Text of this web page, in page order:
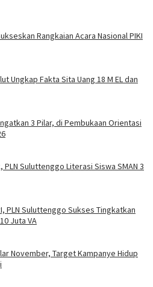
Rangkaian Acara Nasional PIKI
Ungkap Fakta Sita Uang 18 M EL dan
3 Pilar, di Pembukaan Orientasi
PLN Suluttenggo Literasi Siswa SMAN 3
PLN Suluttenggo Sukses Tingkatkan
Juta VA
November, Target Kampanye Hidup